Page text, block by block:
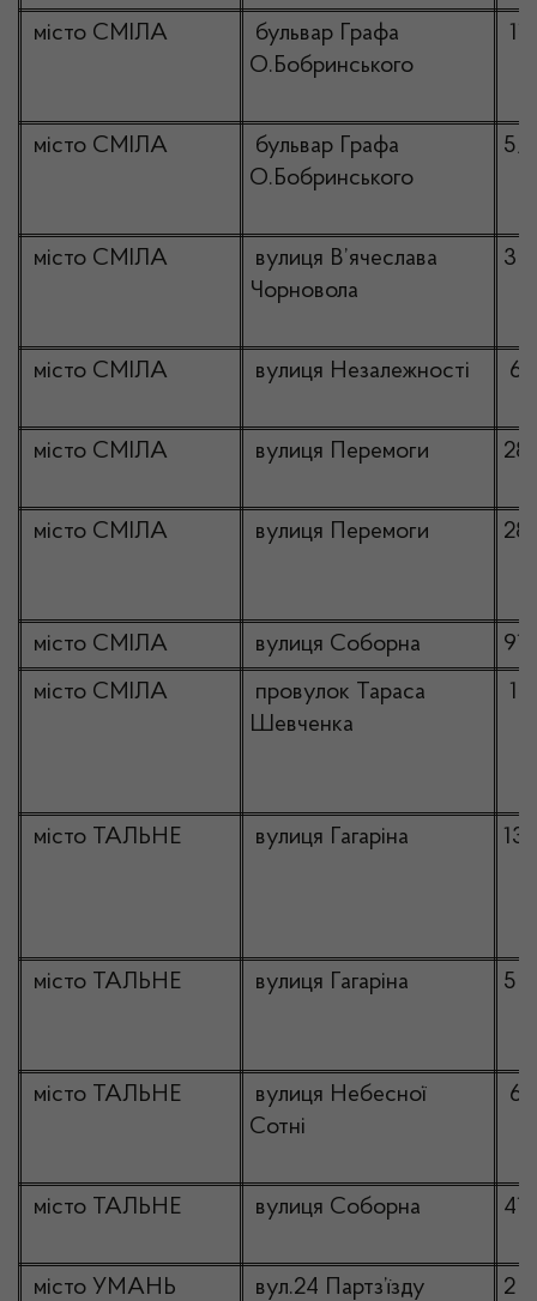
місто СМІЛА
бульвар Графа
О.Бобринського
місто СМІЛА
бульвар Графа
О.Бобринського
5/1
місто СМІЛА
вулиця В’ячеслава
Чорновола
3
місто СМІЛА вулиця Незалежності
місто СМІЛА вулиця Перемоги 28
місто СМІЛА вулиця Перемоги 28
місто СМІЛА вулиця Соборна
місто СМІЛА
провулок Тараса
Шевченка
1д
місто ТАЛЬНЕ вулиця Гагаріна 13
місто ТАЛЬНЕ вулиця Гагаріна 5
місто ТАЛЬНЕ
вулиця Небесної
Сотні
місто ТАЛЬНЕ вулиця Соборна 41
місто УМАНЬ вул.24 Партз’їзду 2